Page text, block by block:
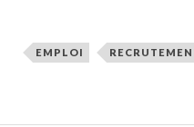
EMPLOI